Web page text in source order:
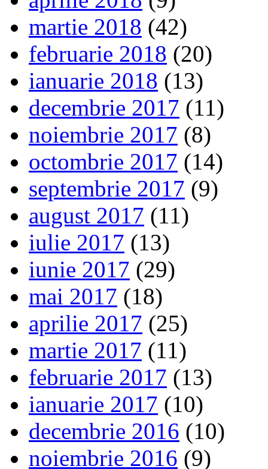
martie 2018 (42)
februarie 2018 (20)
ianuarie 2018 (13)
decembrie 2017 (11)
noiembrie 2017 (8)
octombrie 2017 (14)
septembrie 2017 (9)
august 2017 (11)
iulie 2017 (13)
iunie 2017 (29)
mai 2017 (18)
aprilie 2017 (25)
martie 2017 (11)
februarie 2017 (13)
ianuarie 2017 (10)
decembrie 2016 (10)
noiembrie 2016 (9)